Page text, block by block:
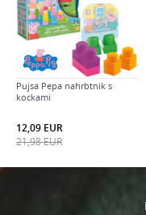
Spol
Starost
Sporočilo
Varnostno vprašanje: Koliko
Pujsa Pepa nahrbtnik s
kockami
12,09 EUR
21,98EUR